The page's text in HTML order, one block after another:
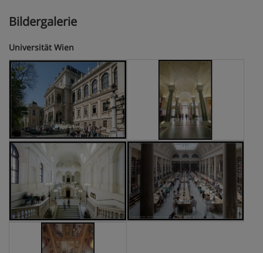
Bildergalerie
Universität Wien